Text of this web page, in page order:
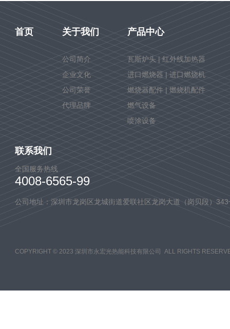
首页 关于我们
公司简介
企业文化
公司荣誉
代理品牌
产品中心
瓦斯炉头 | 红外线加热器
进口燃烧器 | 进口燃烧机
燃烧器配件 | 燃烧机配件
燃气设备
喷涂设备
联系我们
全国服务热线
4008-6565-99
公司地址：深圳市龙岗区龙城街道爱联社区龙岗大道（岗贝段）343
COPYRIGHT © 2023 深圳市永宏光热能科技有限公司 ALL RIGHTS